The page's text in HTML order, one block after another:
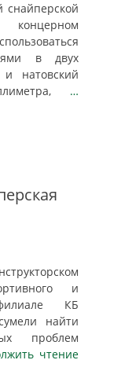
в двух
натовский
…
и
КБ
найти
проблем
чтение